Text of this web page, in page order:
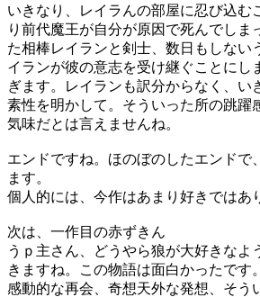
いきなり、レイラんの部屋に忍び込む
り前代魔王が自分が原因で死んでしま
た相棒レイランと剣士、数日もしない
イランが彼の意志を受け継ぐことにし
ぎます。レイランも訳分からなく、い
素性を明かして。そういった所の跳躍
気味だとは言えませんね。
エンドですね。ほのぼのしたエンドで
ます。
個人的には、今作はあまり好きではあ
次は、一作目の赤ずきん
うｐ主さん、どうやら狼が大好きなよ
きますね。この物語は面白かったです
感動的な再会、奇想天外な発想、そう